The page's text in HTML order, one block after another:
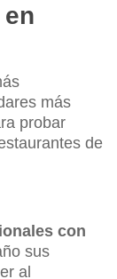
más
probar
de
con
sus
al